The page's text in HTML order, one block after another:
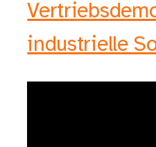
industrielle